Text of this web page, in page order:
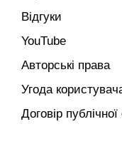
Відгуки
YouTube
Авторські права
Угода
Договір